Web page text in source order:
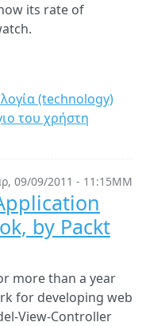
its rate of
(technology)
του χρήστη
09/09/2011 - 11:15ΜΜ
by Packt
more than a year
for developing web
View-Controller